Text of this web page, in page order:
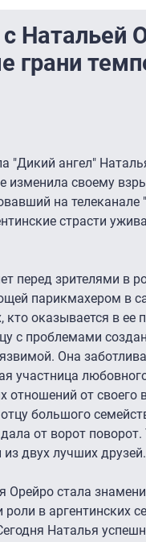
Натальей
грани
"Дикий ангел"
изменила своему
на телеканале
страсти
перед зрителями в
парикмахером в
кто оказывается в ее
с проблемами
Она
участница
от своего
большого
от ворот поворот.
двух лучших друзей.
Орейро стала
роли в аргентинских
Наталья